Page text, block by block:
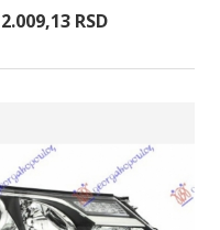
2.009,13 RSD